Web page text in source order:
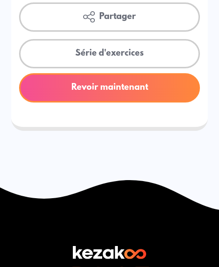
Partager
Série d'exercices
Revoir maintenant